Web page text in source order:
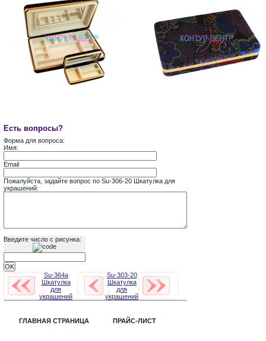
Есть вопросы?
Форма для вопроса:
Имя:
Email
Пожалуйста, задайте вопрос по Su-306-20 Шкатулка для
украшений:
Введите число с рисунка:
Su-364a
Шкатулка
для
украшений
Su-303-20
Шкатулка
для
украшений
ГЛАВНАЯ СТРАНИЦА ПРАЙС-ЛИСТ